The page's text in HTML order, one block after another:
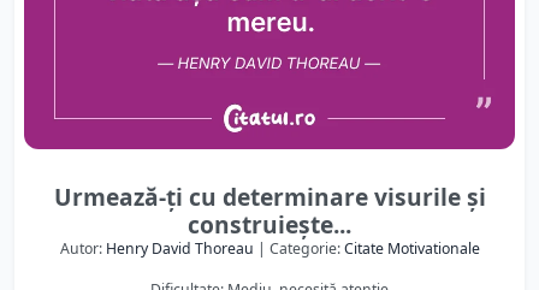
Urmează-ți cu determinare visurile și
construiește...
Autor: Henry David Thoreau | Categorie:Citate Motivationale